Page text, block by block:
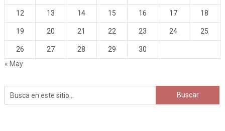
12 13 14 15 16 17 18
19 20 21 22 23 24 25
26 27 28 29
30
« May